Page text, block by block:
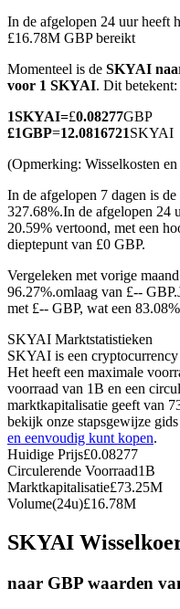
TradFi
Derivaten voor
Futures met USDC als
Kopiëren Handel
Sluit je aan bij top
In de afgelopen 24 uur heeft
£16.78M GBP bereikt
Momenteel is de SKYAI
voor 1 SKYAI. Dit betekent:
1SKYAI=£0.08277GBP
£1GBP=12.0816721SKYAI
(Opmerking: Wisselkosten
In de afgelopen 7 dagen is
327.68%.In de afgelopen 24
20.59% vertoond, met een
dieptepunt van £0 GBP.
Vergeleken met vorige
96.27%.omlaag van £-- GBP.
met £-- GBP, wat een
SKYAI Marktstatistieken
SKYAI is een
Het heeft een maximale
voorraad van 1B en een
marktkapitalisatie geeft van
bekijk onze stapsgewijze
en eenvoudig kunt kopen.
Huidige Prijs£0.08277
Circulerende Voorraad1B
Marktkapitalisatie£73.25M
Volume(24u)£16.78M
SKYAI
naar GBP waarden